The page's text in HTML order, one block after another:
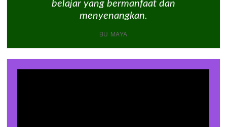
belajar yang bermanfaat dan
menyenangkan.
BU MAYA